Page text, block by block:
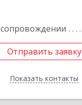
Отправить заявку
Показать контакты
Отправить заявку
Назад